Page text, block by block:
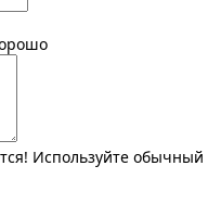
Используйте обычный